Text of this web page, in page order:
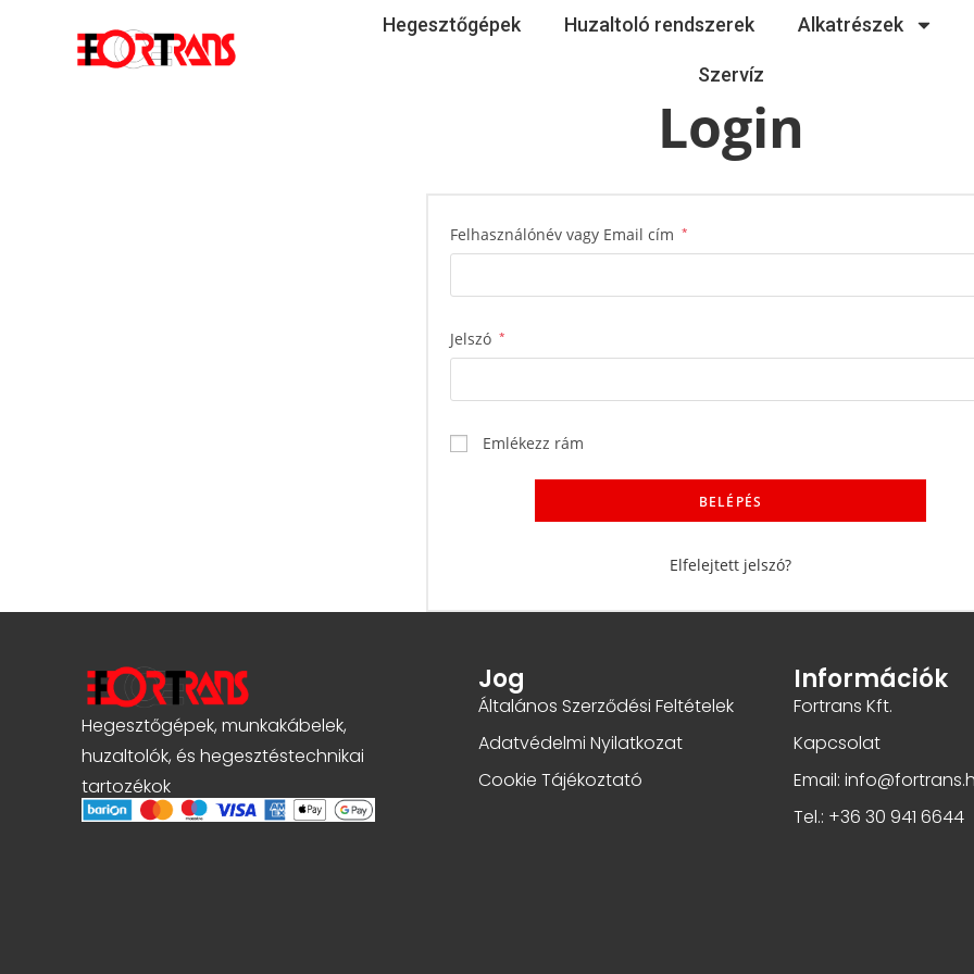
Hegesztőgépek Huzaltoló rendszerek Alkatrészek
Szervíz
Login
Felhasználónév vagy Email cím *
Jelszó *
Emlékezz rám
BELÉPÉS
Elfelejtett jelszó?
Hegesztőgépek, munkakábelek,
huzaltolók, és hegesztéstechnikai
tartozékok
Jog
Általános Szerződési Feltételek
Adatvédelmi Nyilatkozat
Cookie Tájékoztató
Információk
Fortrans Kft.
Kapcsolat
Email:
Tel.: +36 30 941 6644